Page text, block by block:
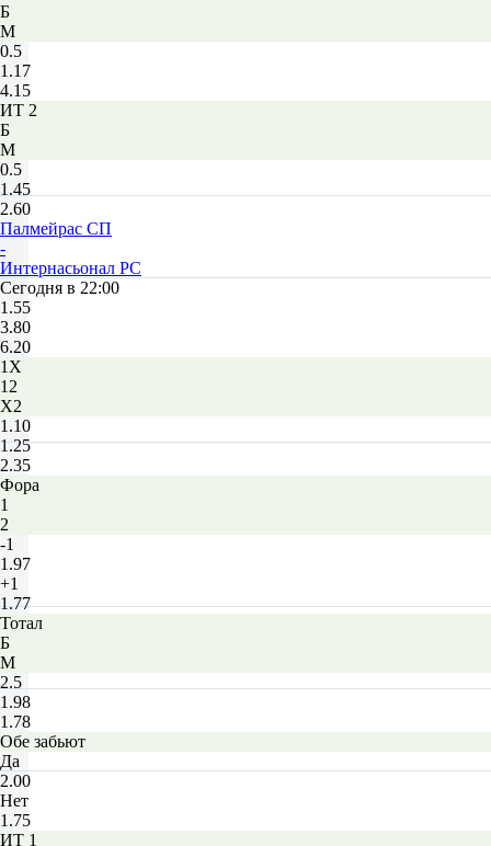
Б
М
0.5
1.17
4.15
ИТ 2
Б
М
0.5
1.45
2.60
Палмейрас СП
-
Интернасьонал РС
Сегодня в 22:00
1.55
3.80
6.20
1X
12
X2
1.10
1.25
2.35
Фора
1
2
-1
1.97
+1
1.77
Тотал
Б
М
2.5
1.98
1.78
Обе забьют
Да
2.00
Нет
1.75
ИТ 1